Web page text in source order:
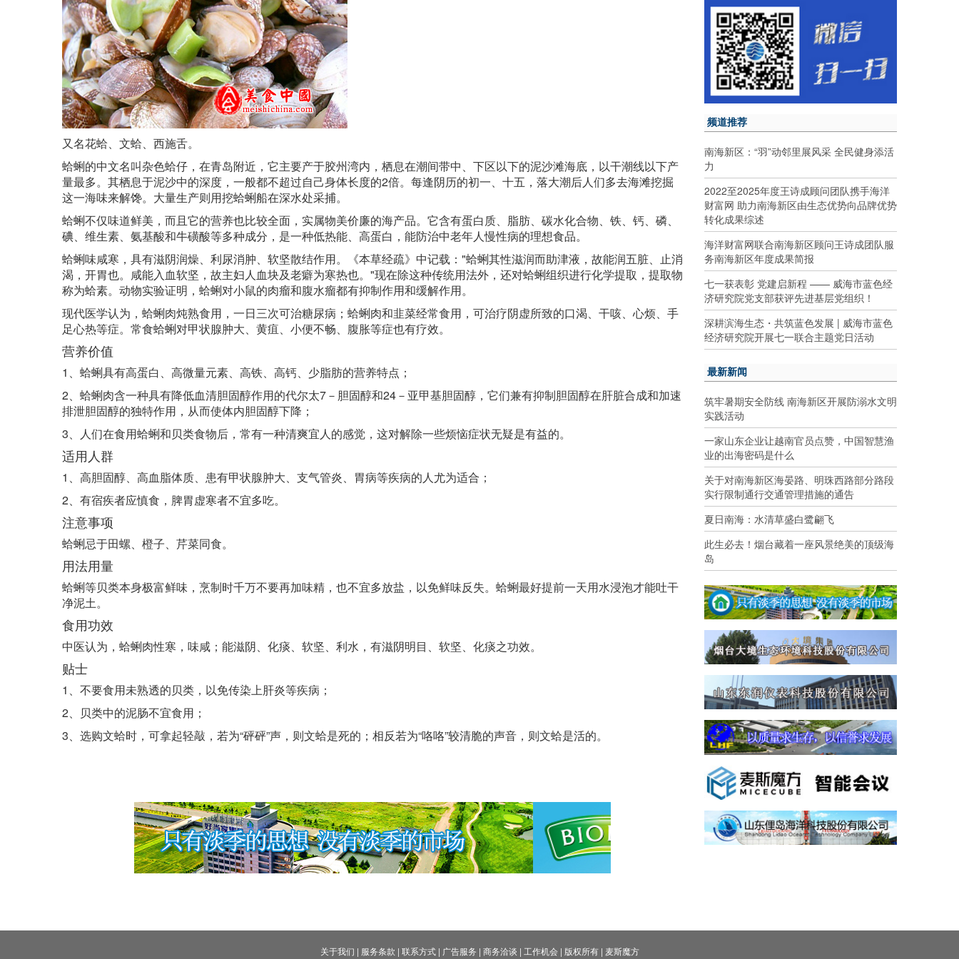
又名花蛤、文蛤、西施舌。
蛤蜊的中文名叫杂色蛤仔，在青岛附近，它主要产于胶州湾内，栖息在潮间带中、下区以下的泥沙滩海底，以干潮线以下产
量最多。其栖息于泥沙中的深度，一般都不超过自己身体长度的2倍。每逢阴历的初一、十五，落大潮后人们多去海滩挖掘
这一海味来解馋。大量生产则用挖蛤蜊船在深水处采捕。
蛤蜊不仅味道鲜美，而且它的营养也比较全面，实属物美价廉的海产品。它含有蛋白质、脂肪、碳水化合物、铁、钙、磷、
碘、维生素、氨基酸和牛磺酸等多种成分，是一种低热能、高蛋白，能防治中老年人慢性病的理想食品。
蛤蜊味咸寒，具有滋阴润燥、利尿消肿、软坚散结作用。《本草经疏》中记载："蛤蜊其性滋润而助津液，故能润五脏、止消
渴，开胃也。咸能入血软坚，故主妇人血块及老癖为寒热也。"现在除这种传统用法外，还对蛤蜊组织进行化学提取，提取物
称为蛤素。动物实验证明，蛤蜊对小鼠的肉瘤和腹水瘤都有抑制作用和缓解作用。
现代医学认为，蛤蜊肉炖熟食用，一日三次可治糖尿病；蛤蜊肉和韭菜经常食用，可治疗阴虚所致的口渴、干咳、心烦、手
足心热等症。常食蛤蜊对甲状腺肿大、黄疽、小便不畅、腹胀等症也有疗效。
营养价值
1、蛤蜊具有高蛋白、高微量元素、高铁、高钙、少脂肪的营养特点；
2、蛤蜊肉含一种具有降低血清胆固醇作用的代尔太7－胆固醇和24－亚甲基胆固醇，它们兼有抑制胆固醇在肝脏合成和加速
排泄胆固醇的独特作用，从而使体内胆固醇下降；
3、人们在食用蛤蜊和贝类食物后，常有一种清爽宜人的感觉，这对解除一些烦恼症状无疑是有益的。
适用人群
1、高胆固醇、高血脂体质、患有甲状腺肿大、支气管炎、胃病等疾病的人尤为适合；
2、有宿疾者应慎食，脾胃虚寒者不宜多吃。
注意事项
蛤蜊忌于田螺、橙子、芹菜同食。
用法用量
蛤蜊等贝类本身极富鲜味，烹制时千万不要再加味精，也不宜多放盐，以免鲜味反失。蛤蜊最好提前一天用水浸泡才能吐干
净泥土。
食用功效
中医认为，蛤蜊肉性寒，味咸；能滋阴、化痰、软坚、利水，有滋阴明目、软坚、化痰之功效。
贴士
1、不要食用未熟透的贝类，以免传染上肝炎等疾病；
2、贝类中的泥肠不宜食用；
3、选购文蛤时，可拿起轻敲，若为“砰砰”声，则文蛤是死的；相反若为“咯咯”较清脆的声音，则文蛤是活的。
频道推荐
南海新区：“羽”动邻里展风采 全民健身添活
力
2022至2025年度王诗成顾问团队携手海洋
财富网 助力南海新区由生态优势向品牌优势
转化成果综述
海洋财富网联合南海新区顾问王诗成团队服
务南海新区年度成果简报
七一获表彰 党建启新程 —— 威海市蓝色经
济研究院党支部获评先进基层党组织！
深耕滨海生态・共筑蓝色发展 | 威海市蓝色
经济研究院开展七一联合主题党日活动
最新新闻
筑牢暑期安全防线 南海新区开展防溺水文明
实践活动
一家山东企业让越南官员点赞，中国智慧渔
业的出海密码是什么
关于对南海新区海晏路、明珠西路部分路段
实行限制通行交通管理措施的通告
夏日南海：水清草盛白鹭翩飞
此生必去！烟台藏着一座风景绝美的顶级海
岛
关于我们 | 服务条款 | 联系方式| 广告服务 | 商务洽谈 | 工作机会| 版权所有| 麦斯魔方